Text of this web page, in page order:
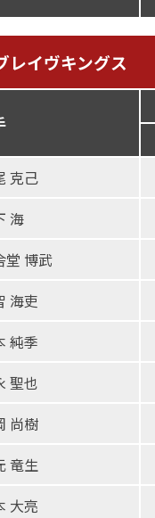
レイヴキングス
克己
海
堂 博武
海吏
純季
聖也
尚樹
竜生
大亮